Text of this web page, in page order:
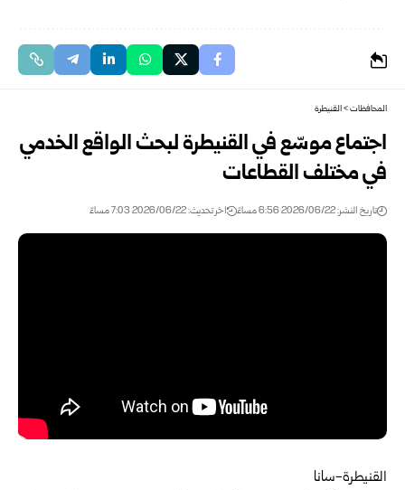
المحافظات>القنيطرة
اجتماع موسّع في القنيطرة لبحث الواقع الخدمي
في مختلف القطاعات
تاريخ النشر: 2026/06/22 6:56 مساءً اخر تحديث: 2026/06/22 7:03 مساءً
القنيطرة-سانا